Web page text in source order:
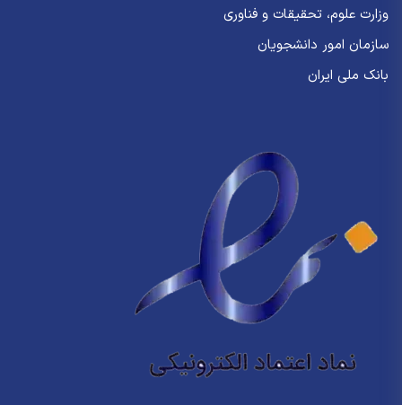
وزارت علوم، تحقیقات و فناوری
سازمان امور دانشجویان
بانک ملی ایران